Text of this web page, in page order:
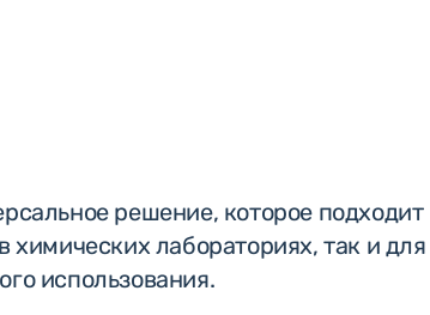
решение, которое подходит
химических лабораториях, так и для
использования.